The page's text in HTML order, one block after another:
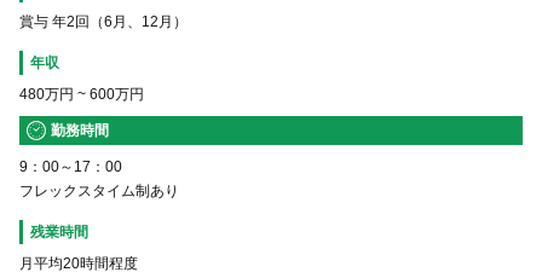
賞与 年2回（6月、12月）
年収
480万円 ~ 600万円
勤務時間
9：00～17：00
フレックスタイム制あり
残業時間
月平均20時間程度